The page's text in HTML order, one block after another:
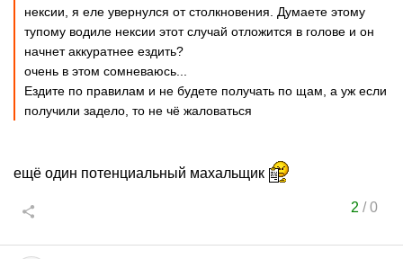
нексии, я еле увернулся от столкновения. Думаете этому
тупому водиле нексии этот случай отложится в голове и он
начнет аккуратнее ездить?
очень в этом сомневаюсь...
Ездите по правилам и не будете получать по щам, а уж если
получили задело, то не чё жаловаться
ещё один потенциальный махальщик
2 /0